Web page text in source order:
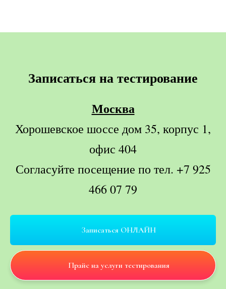
Записаться на тестирование
Москва
Хорошевское шоссе дом 35, корпус 1,
офис 404
Согласуйте посещение по тел. +7 925
466 07 79
Записаться ОНЛАЙН
Прайс на услуги тестирования